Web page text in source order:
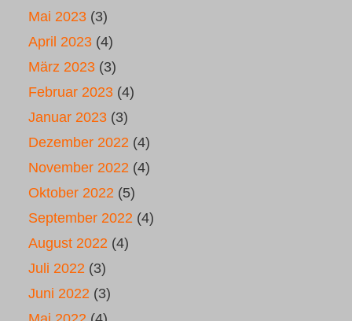
Mai 2023 (3)
April 2023 (4)
März 2023 (3)
Februar 2023 (4)
Januar 2023 (3)
Dezember 2022 (4)
November 2022 (4)
Oktober 2022 (5)
September 2022 (4)
August 2022 (4)
Juli 2022 (3)
Juni 2022 (3)